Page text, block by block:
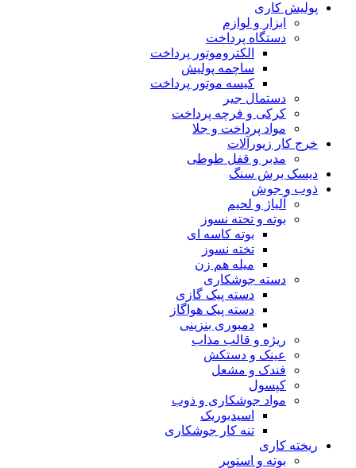
پولیش کاری
ابزار و لوازم
دستگاه پرداخت
الکتروموتور پرداخت
ساچمه پولیش
کیسه موتور پرداخت
دستمال جیر
کرکی و فرچه پرداخت
مواد پرداخت و جلا
خرج کار زیورآلات
مدبر و قفل طوطی
دیسک برش سنگ
ذوب و جوش
آلیاژ و لحیم
بوته و تحته نسوز
بوته کاسه ای
تخته نسوز
میله هم زن
دسته جوشکاری
دسته پیک گازی
دسته پیک هواگاز
دمبوری بنزینی
ریژه و قالب مذاب
عینک و دستکش
فندک و مشعل
کپسول
مواد جوشکاری و ذوب
اسیدبوریک
تنه کار جوشکاری
ریخته کاری
بوته و استوپر